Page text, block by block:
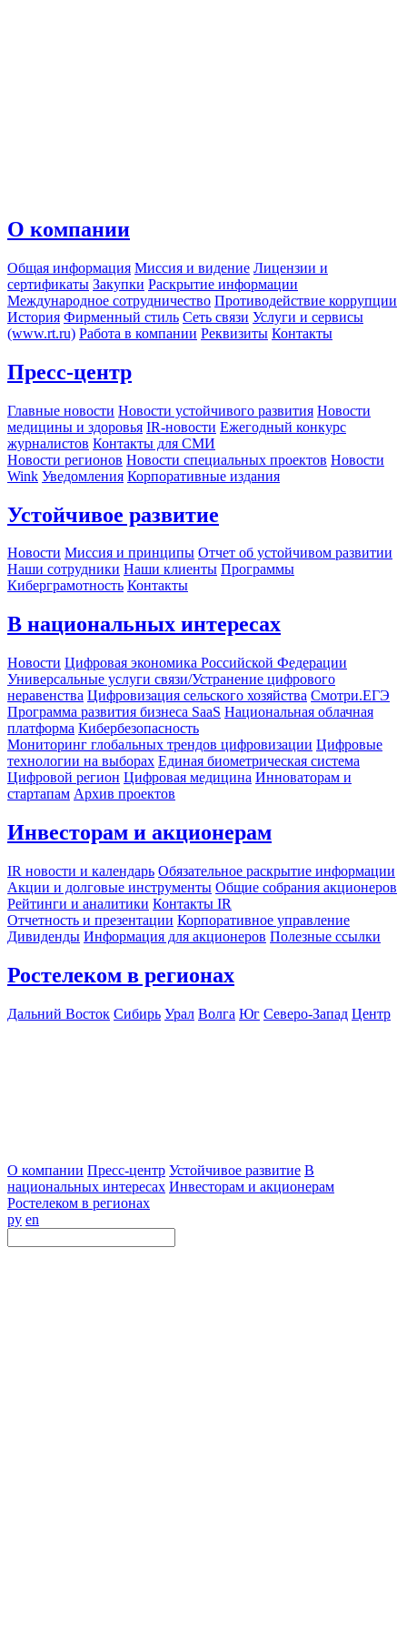
О компании
Общая информация Миссия и видение Лицензии и
сертификаты Закупки Раскрытие информации
Международное сотрудничество Противодействие коррупции
История Фирменный стиль Сеть связи Услуги и сервисы
(www.rt.ru) Работа в компании Реквизиты Контакты
Пресс-центр
Главные новости Новости устойчивого развития Новости
медицины и здоровья IR-новости Ежегодный конкурс
журналистов Контакты для СМИ
Новости регионов Новости специальных проектов Новости
Wink Уведомления Корпоративные издания
Устойчивое развитие
Новости Миссия и принципы Отчет об устойчивом развитии
Наши сотрудники Наши клиенты Программы
Киберграмотность Контакты
В национальных интересах
Новости Цифровая экономика Российской Федерации
Универсальные услуги связи/Устранение цифрового
неравенства Цифровизация сельского хозяйства Смотри.ЕГЭ
Программа развития бизнеса SaaS Национальная облачная
платформа Кибербезопасность
Мониторинг глобальных трендов цифровизации Цифровые
технологии на выборах Единая биометрическая система
Цифровой регион Цифровая медицина Инноваторам и
стартапам Архив проектов
Инвесторам и акционерам
IR новости и календарь Обязательное раскрытие информации
Акции и долговые инструменты Общие собрания акционеров
Рейтинги и аналитики Контакты IR
Отчетность и презентации Корпоративное управление
Дивиденды Информация для акционеров Полезные ссылки
Ростелеком в регионах
Дальний Восток Сибирь Урал Волга Юг Северо-Запад Центр
О компании Пресс-центр Устойчивое развитие В
национальных интересах Инвесторам и акционерам
Ростелеком в регионах
ру en